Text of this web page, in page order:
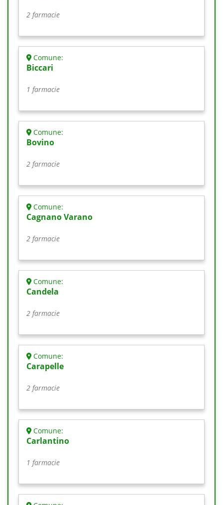
2 farmacie
Comune:
Biccari
1 farmacie
Comune:
Bovino
2 farmacie
Comune:
Cagnano Varano
2 farmacie
Comune:
Candela
2 farmacie
Comune:
Carapelle
2 farmacie
Comune:
Carlantino
1 farmacie